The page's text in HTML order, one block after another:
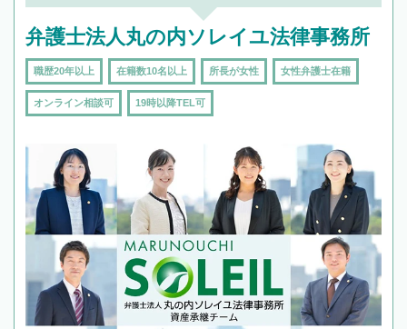
弁護士法人丸の内ソレイユ法律事務所
職歴20年以上 在籍数10名以上 所長が女性 女性弁護士在籍
オンライン相談可 19時以降TEL可